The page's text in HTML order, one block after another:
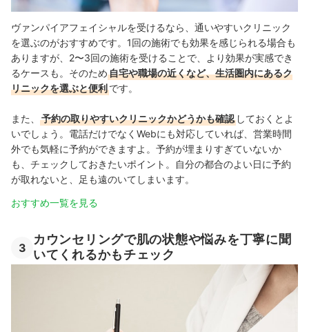
ヴァンパイアフェイシャルを受けるなら、通いやすいクリニック
を選ぶのがおすすめです。1回の施術でも効果を感じられる場合も
ありますが、2〜3回の施術を受けることで、より効果が実感でき
るケースも。そのため自宅や職場の近くなど、生活圏内にあるク
リニックを選ぶと便利です。
また、 予約の取りやすいクリニックかどうかも確認 しておくとよ
いでしょう。電話だけでなくWebにも対応していれば、営業時間
外でも気軽に予約ができますよ。予約が埋まりすぎていないか
も、チェックしておきたいポイント。自分の都合のよい日に予約
が取れないと、足も遠のいてしまいます。
おすすめ一覧を見る
3
カウンセリングで肌の状態や悩みを丁寧に聞
いてくれるかもチェック